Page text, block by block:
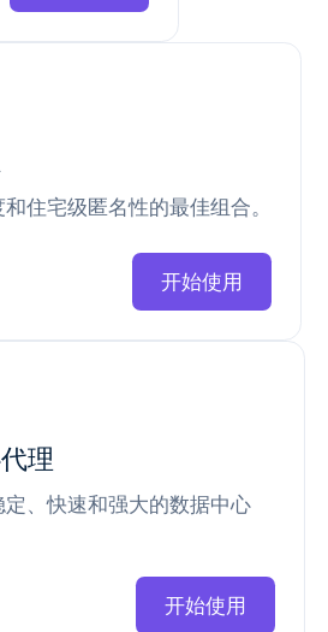
住宅级匿名性的最佳组合。
开始使用
理
、快速和强大的数据中心
开始使用